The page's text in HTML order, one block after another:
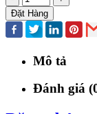
Đặt Hàng
Mô tả
Đánh giá